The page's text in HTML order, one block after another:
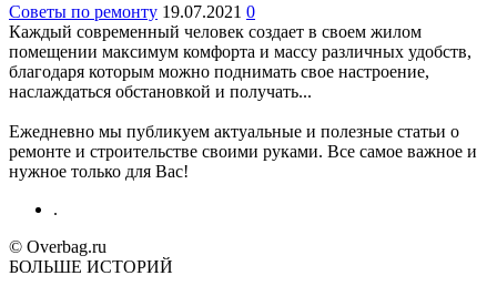
Советы по ремонту 19.07.2021 0
Каждый современный человек создает в своем жилом
помещении максимум комфорта и массу различных удобств,
благодаря которым можно поднимать свое настроение,
наслаждаться обстановкой и получать...
Ежедневно мы публикуем актуальные и полезные статьи о
ремонте и строительстве своими руками. Все самое важное и
нужное только для Вас!
.
© Overbag.ru
БОЛЬШЕ ИСТОРИЙ